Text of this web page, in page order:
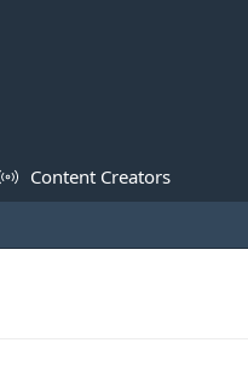
Content Creators